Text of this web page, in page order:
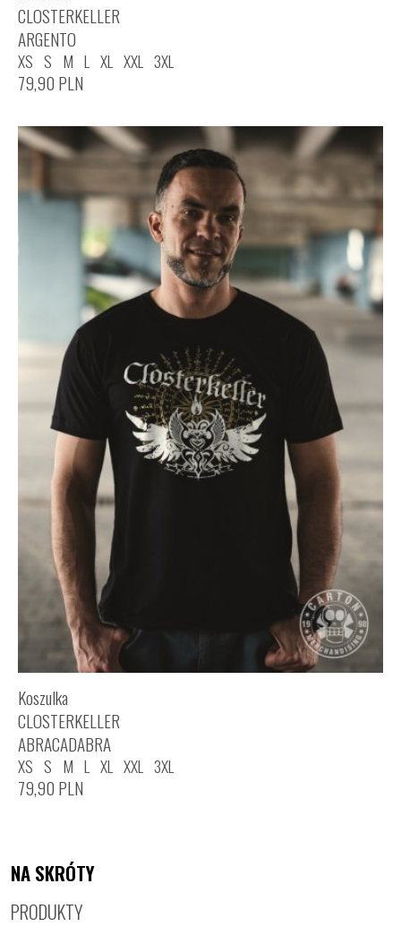
CLOSTERKELLER
ARGENTO
XS S M L XL XXL 3XL
79,90 PLN
Koszulka
CLOSTERKELLER
ABRACADABRA
XS S M L XL XXL 3XL
79,90 PLN
NA SKRÓTY
PRODUKTY